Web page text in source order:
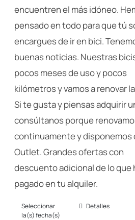
encuentren el más idóneo.
pensado en todo para que tú
encargues de ir en bici.
buenas noticias. Nuestras
pocos meses de uso y pocos
kilómetros y vamos a renovar
Si te gusta y piensas adquirir
consúltanos porque
continuamente y disponemos
Outlet. Grandes ofertas con
descuento adicional de lo que
pagado en tu alquiler.
Seleccionar
la(s) fecha(s)
Este
Detalles